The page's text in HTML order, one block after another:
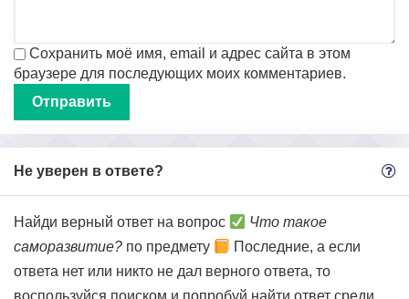
Сохранить моё имя, email и адрес сайта в этом
браузере для последующих моих комментариев.
Не уверен в ответе?
Найди верный ответ на вопрос
Что такое
саморазвитие? по предмету
Последние, а если
ответа нет или никто не дал верного ответа, то
воспользуйся поиском и попробуй найти ответ среди